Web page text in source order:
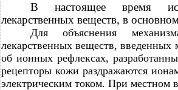
В настоящее время
лекарственных веществ, в
Для объяснения
лекарственных веществ, введенных
об ионных рефлексах,
рецепторы кожи раздражаются
электрическим током. При местном